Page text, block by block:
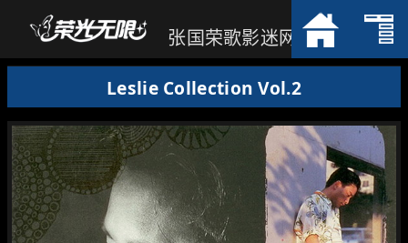
张国荣歌影迷网
Leslie Collection Vol.2